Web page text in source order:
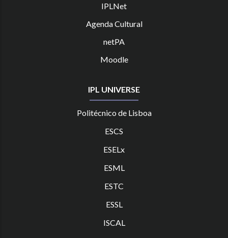
IPLNet
Agenda Cultural
netPA
Moodle
IPL UNIVERSE
Politécnico de Lisboa
ESCS
ESELx
ESML
ESTC
ESSL
ISCAL